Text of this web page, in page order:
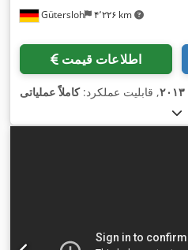
Gütersloh ۴٬۲۲۶ km
اطلاعات قیمت
۲۰۱۳, قابلیت عملکرد:کاملاً عملیاتی